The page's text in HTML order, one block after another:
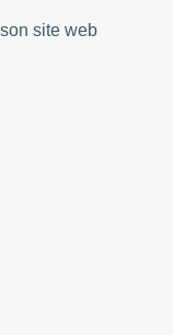
site web